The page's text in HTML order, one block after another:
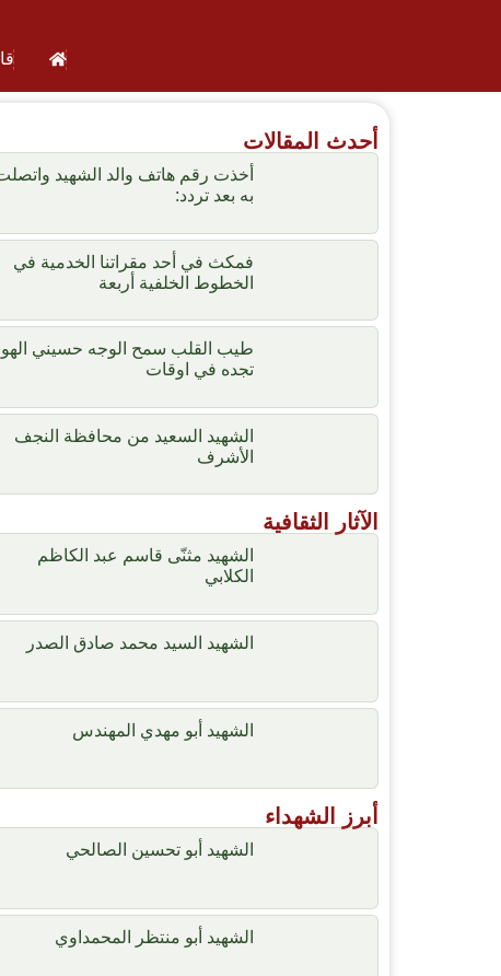
أحدث المقالات
أخذت رقم هاتف والد الشهيد
به بعد تردد:
فمكث في أحد مقراتنا الخدمية في
الخطوط الخلفية أربعة
طيب القلب سمح الوجه حسيني
تجده في اوقات
الشهيد السعيد من محافظة النجف
الأشرف
الآثار الثقافية
الشهيد مثنّى قاسم عبد الكاظم
الكلابي
الشهيد السيد محمد صادق الصدر
الشهيد أبو مهدي المهندس
أبرز الشهداء
الشهيد أبو تحسين الصالحي
الشهيد أبو منتظر المحمداوي